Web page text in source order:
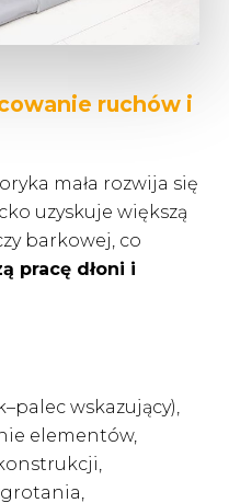
ruchów i
mała rozwija się
uzyskuje większą
barkowej, co
pracę dłoni i
wskazujący),
elementów,